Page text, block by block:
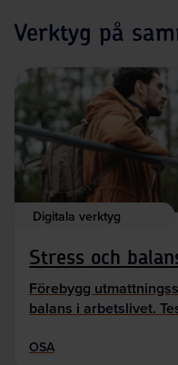
Verktyg på
Digitala verktyg
Stress och
Förebygg
balans i arbetslivet.
OSA